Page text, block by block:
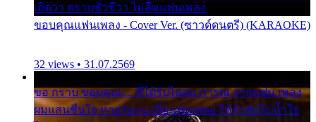
เถิดว่า ตราบชั่วชีวา ไม่ลืมแฟนเพลง
ขอบคุณแฟนเพลง - Cover Ver. (ซาวด์ดนตรี) (KARAOKE)
32 views • 31.07.2569
ขอ กราบ ขอบคุณ.... ที่ได้รับไออุ่น การุณ จากแฟน เพลง
ผมแสนชื่นใจ หายวังเวง เมื่อแฟนเพลง ให้กำลังใจ น้ำใจ